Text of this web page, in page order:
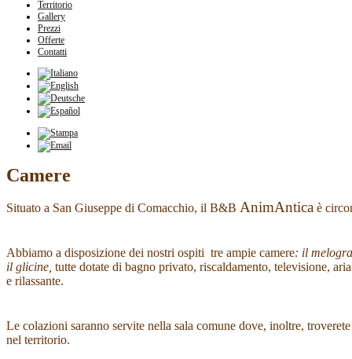
Territorio
Gallery
Prezzi
Offerte
Contatti
Camere
Situato a San Giuseppe di Comacchio, il B&B AnimAntica è
Abbiamo a disposizione dei nostri ospiti tre ampie camere: il
il glicine, tutte dotate di bagno privato, riscaldamento, televisione,
e rilassante.
Le colazioni saranno servite nella sala comune dove, inoltre,
nel territorio.